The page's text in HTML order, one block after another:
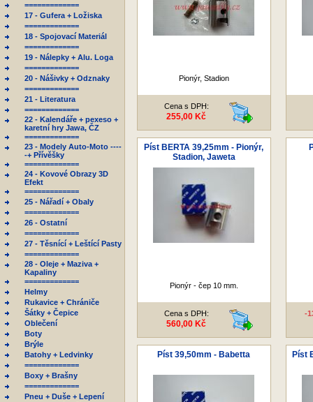
=============
17 - Gufera + Ložiska
=============
18 - Spojovací Materiál
=============
19 - Nálepky + Alu. Loga
=============
20 - Nášivky + Odznaky
=============
21 - Literatura
=============
22 - Kalendáře + pexeso +
karetní hry Jawa, ČZ
=============
23 - Modely Auto-Moto ----
-+ Přívěšky
=============
24 - Kovové Obrazy 3D
Efekt
=============
25 - Nářadí + Obaly
=============
26 - Ostatní
=============
27 - Těsnící + Leštící Pasty
=============
28 - Oleje + Maziva +
Kapaliny
=============
Helmy
Rukavice + Chrániče
Šátky + Čepice
Oblečení
Boty
Brýle
Batohy + Ledvinky
=============
Boxy + Brašny
=============
Pneu + Duše + Lepení
Pionýr, Stadion
Cena s DPH:
255,00 Kč
Píst BERTA 39,25mm - Pionýr,
Stadion, Jaweta
Pionýr - čep 10 mm.
Cena s DPH:
560,00 Kč
-
Píst 39,50mm - Babetta Píst